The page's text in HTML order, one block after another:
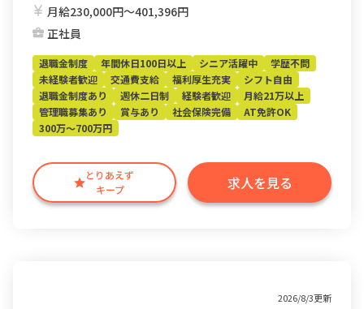
月給230,000円〜401,396円
正社員
とりあえず
キープ
求人を見る
退職金制度 年間休日100日以上 シニア活躍中
学歴不問
未経験者歓迎
交通費支給 福利厚生充実
シフト自由
退職金制度あり
週休二日制 経験者歓迎
月給21万以上
管理職募集あり
賞与あり 社会保険完備
AT免許OK
300万～700万円
2026/8/3更新